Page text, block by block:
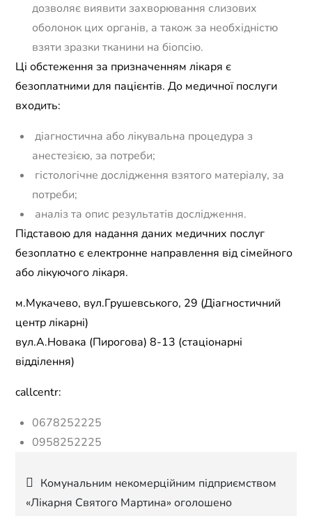
дозволяє виявити захворювання слизових
оболонок цих органів, а також за необхідністю
взяти зразки тканини на біопсію.
Ці обстеження за призначенням лікаря є
безоплатними для пацієнтів. До медичної послуги
входить:
діагностична або лікувальна процедура з
анестезією, за потреби;
гістологічне дослідження взятого матеріалу, за
потреби;
аналіз та опис результатів дослідження.
Підставою для надання даних медичних послуг
безоплатно є електронне направлення від сімейного
або лікуючого лікаря.
м.Мукачево, вул.Грушевського, 29 (Діагностичний
центр лікарні)
вул.А.Новака (Пирогова) 8-13 (стаціонарні
відділення)
callcentr:
0678252225
0958252225
Навігація
Комунальним некомерційним підприємством
«Лікарня Святого Мартина» оголошено